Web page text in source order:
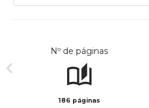
Nº de páginas
186 páginas